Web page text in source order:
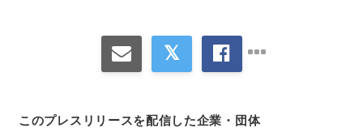
このプレスリリースを配信した企業・団体